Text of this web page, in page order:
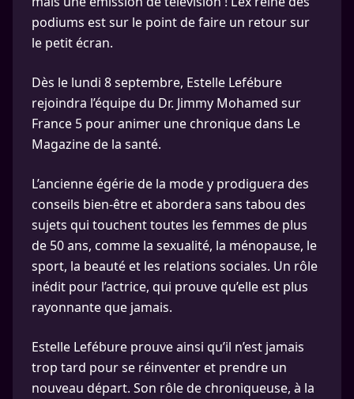
podiums est sur le point de faire un retour sur
le petit écran.
Dès le lundi 8 septembre, Estelle Lefébure
rejoindra l’équipe du Dr. Jimmy Mohamed sur
France 5 pour animer une chronique dans Le
Magazine de la santé.
L’ancienne égérie de la mode y prodiguera des
conseils bien-être et abordera sans tabou des
sujets qui touchent toutes les femmes de plus
de 50 ans, comme la sexualité, la ménopause, le
sport, la beauté et les relations sociales. Un rôle
inédit pour l’actrice, qui prouve qu’elle est plus
rayonnante que jamais.
Estelle Lefébure prouve ainsi qu’il n’est jamais
trop tard pour se réinventer et prendre un
nouveau départ. Son rôle de chroniqueuse, à la